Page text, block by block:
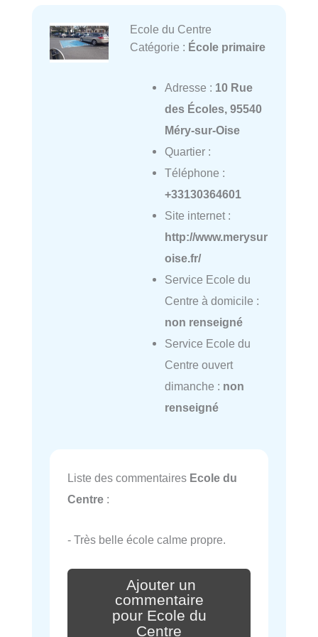
Ecole du Centre
Catégorie : École primaire
Adresse : 10 Rue
des Écoles, 95540
Méry-sur-Oise
Quartier :
Téléphone :
+33130364601
Site internet :
http://www.merysur
oise.fr/
Service Ecole du
Centre à domicile :
non renseigné
Service Ecole du
Centre ouvert
dimanche : non
renseigné
Liste des commentaires Ecole du
Centre :
- Très belle école calme propre.
Ajouter un
commentaire
pour Ecole du
Centre